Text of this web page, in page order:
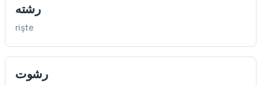
رشته
rişte
رشوت